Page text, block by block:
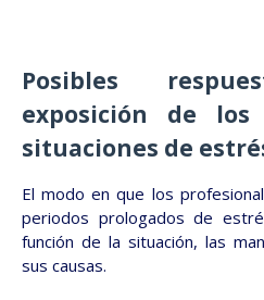
Posibles
exposición de los
situaciones de
El modo en que los
periodos prologados de
función de la situación, las
sus causas.